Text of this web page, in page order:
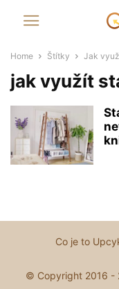
Home Štítky Jak
jak využít
Co je to
© Copyright 2016 -